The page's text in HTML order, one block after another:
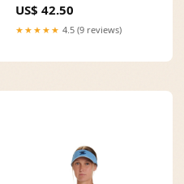
US$ 42.50
★★★★★ 4.5 (9 reviews)